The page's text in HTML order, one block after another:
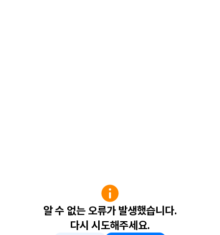
알 수 없는 오류가 발생했습니다.
다시 시도해주세요.